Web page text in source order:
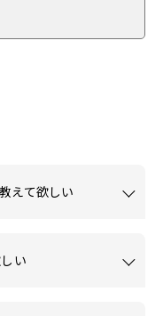
えて欲しい
い